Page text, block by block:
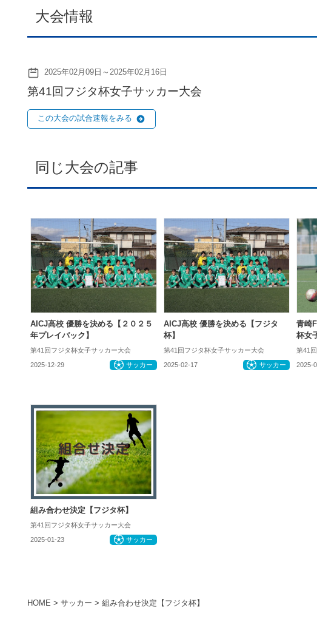
HOME > サッカー > 組み合わせ決定【フジタ杯】
大会情報
2025年02月09日～2025年02月16日
第41回フジタ杯女子サッカー大会
この大会の試合速報をみる
同じ大会の記事
AICJ高校 優勝を決める【２０２５
年プレイバック】
第41回フジタ杯女子サッカー大会
2025-12-29 サッカー
AICJ高校 優勝を決める【フジタ
杯】
第41回フジタ杯女子サッカー大会
2025-02-17 サッカー
青崎
杯女
第41
2025-
組み合わせ決定【フジタ杯】
第41回フジタ杯女子サッカー大会
2025-01-23 サッカー